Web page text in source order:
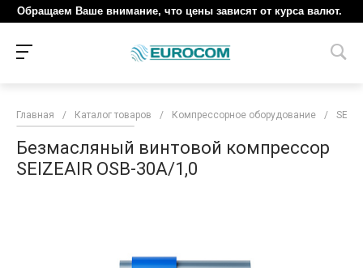
Обращаем Ваше внимание, что цены зависят от курса валют.
Главная / Каталог товаров / Компрессорное оборудование /
Безмасляный винтовой компрессор
SEIZEAIR OSB-30A/1,0